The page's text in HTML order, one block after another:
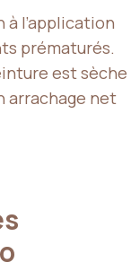
l’application
prématurés.
est sèche
arrachage net